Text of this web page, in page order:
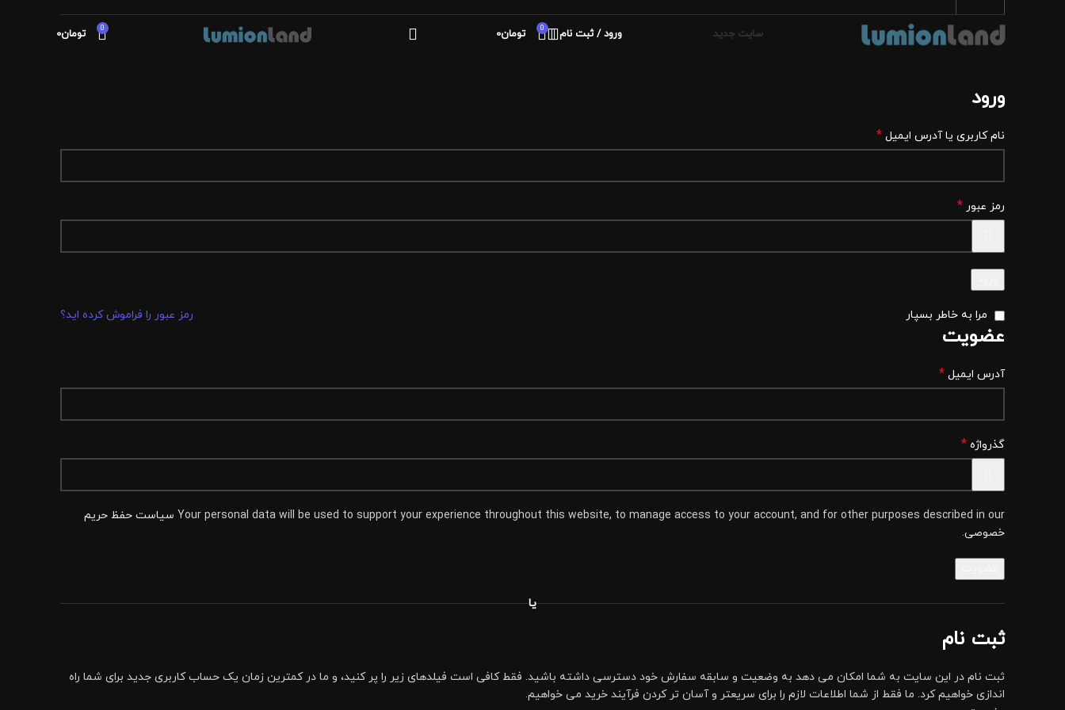
سایت جدید ورود / ثبت نام 0 تومان0
0 تومان0
ورود
نام کاربری یا آدرس ایمیل *
رمز عبور *
رمز عبور را فراموش کرده اید؟ مرا به خاطر بسپار
عضویت
آدرس ایمیل *
گذرواژه *
Your personal data will be used to support your experience throughout this website, to manage access to your account, and for other purposes described in our سیاست حفظ حریم
خصوصی.
یا
ثبت نام
ثبت نام در این سایت به شما امکان می دهد به وضعیت و سابقه سفارش خود دسترسی داشته باشید. فقط کافی است فیلدهای زیر را پر کنید، و ما در کمترین زمان یک حساب کاربری جدید برای شما راه
اندازی خواهیم کرد. ما فقط از شما اطلاعات لازم را برای سریعتر و آسان تر کردن فرآیند خرید می خواهیم.